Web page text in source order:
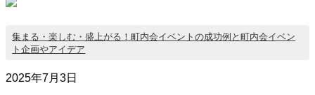
集まる・楽しむ・盛上がる！町内会イベントの成功例と町内会イベン
ト企画やアイデア
2025年7月3日